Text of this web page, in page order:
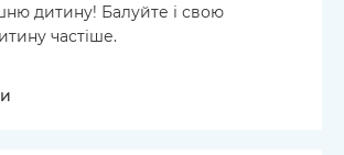
дитину! Балуйте і свою
частіше.